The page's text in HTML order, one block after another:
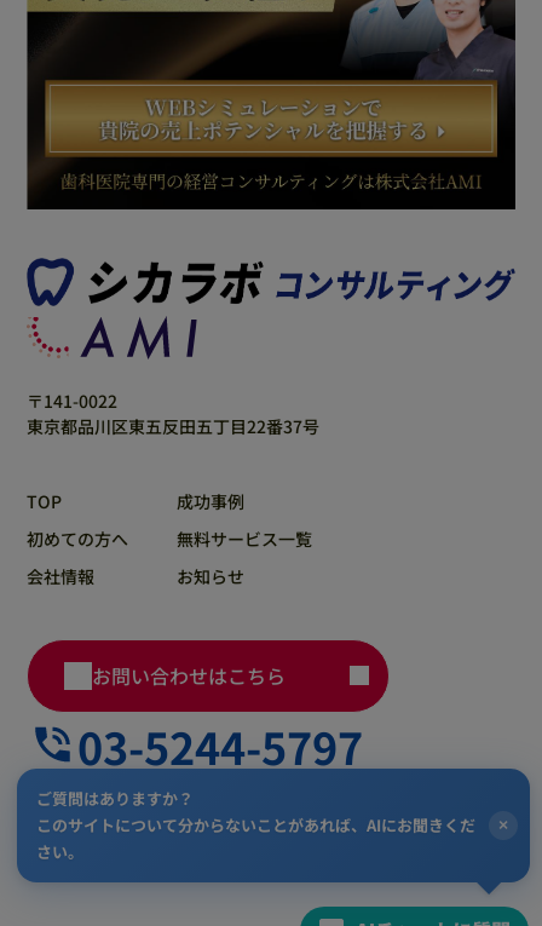
〒141-0022
東京都品川区東五反田五丁目22番37号
TOP
成功事例
初めての方へ
無料サービス一覧
会社情報
お知らせ
お問い合わせはこちら
03-5244-5797
プライバシーポリシー
Copyright 株式会社AMI. All Rights Reserved.
ご質問はありますか？
このサイトについて分からないことがあれば、AIにお聞きくだ
さい。
×